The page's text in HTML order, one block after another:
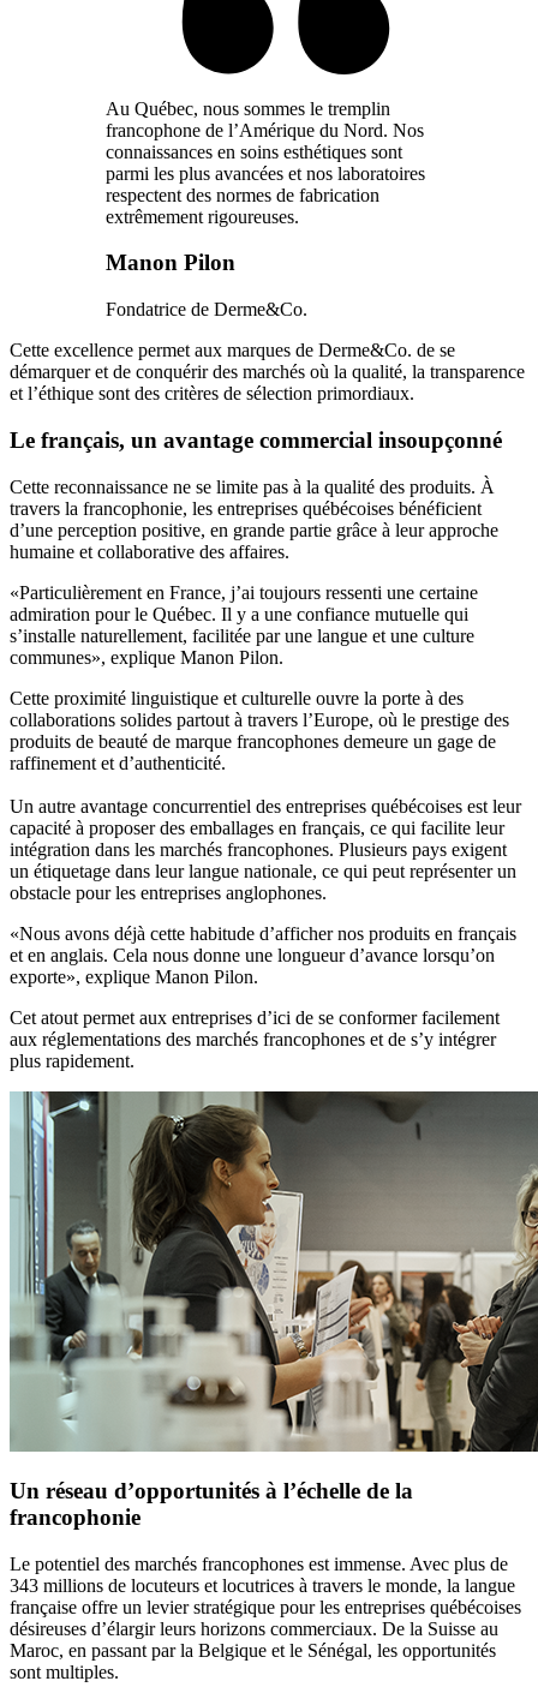
Au Québec, nous sommes le tremplin
francophone de l’Amérique du Nord. Nos
connaissances en soins esthétiques sont
parmi les plus avancées et nos laboratoires
respectent des normes de fabrication
extrêmement rigoureuses.
Manon Pilon
Fondatrice de Derme&Co.
Cette excellence permet aux marques de Derme&Co. de se
démarquer et de conquérir des marchés où la qualité, la transparence
et l’éthique sont des critères de sélection primordiaux.
Le français, un avantage commercial insoupçonné
Cette reconnaissance ne se limite pas à la qualité des produits. À
travers la francophonie, les entreprises québécoises bénéficient
d’une perception positive, en grande partie grâce à leur approche
humaine et collaborative des affaires.
«Particulièrement en France, j’ai toujours ressenti une certaine
admiration pour le Québec. Il y a une confiance mutuelle qui
s’installe naturellement, facilitée par une langue et une culture
communes», explique Manon Pilon.
Cette proximité linguistique et culturelle ouvre la porte à des
collaborations solides partout à travers l’Europe, où le prestige des
produits de beauté de marque francophones demeure un gage de
raffinement et d’authenticité.
Un autre avantage concurrentiel des entreprises québécoises est leur
capacité à proposer des emballages en français, ce qui facilite leur
intégration dans les marchés francophones. Plusieurs pays exigent
un étiquetage dans leur langue nationale, ce qui peut représenter un
obstacle pour les entreprises anglophones.
«Nous avons déjà cette habitude d’afficher nos produits en français
et en anglais. Cela nous donne une longueur d’avance lorsqu’on
exporte», explique Manon Pilon.
Cet atout permet aux entreprises d’ici de se conformer facilement
aux réglementations des marchés francophones et de s’y intégrer
plus rapidement.
Un réseau d’opportunités à l’échelle de la
francophonie
Le potentiel des marchés francophones est immense. Avec plus de
343 millions de locuteurs et locutrices à travers le monde, la langue
française offre un levier stratégique pour les entreprises québécoises
désireuses d’élargir leurs horizons commerciaux. De la Suisse au
Maroc, en passant par la Belgique et le Sénégal, les opportunités
sont multiples.